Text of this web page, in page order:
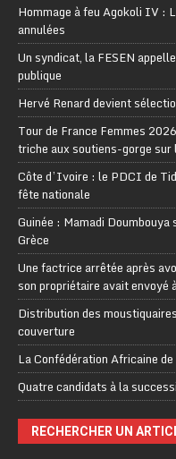
Hommage à feu Agokoli IV :
annulées
Un syndicat, la FESEN
publique
Hervé Renard devient
Tour de France Femmes
triche aux soutiens-gorge
Côte d’Ivoire : le PDCI de
fête nationale
Guinée : Mamadi
Grèce
Une factrice arrêtée après
son propriétaire avait envoyé
Distribution des
couverture
La Confédération Africaine
Quatre candidats à la
RECHERCHER UN